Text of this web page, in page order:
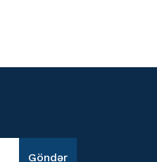
Göndər